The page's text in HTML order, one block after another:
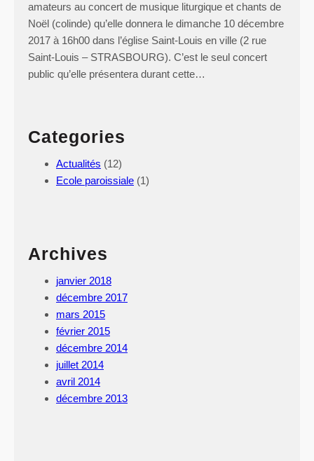
amateurs au concert de musique liturgique et chants de
Noël (colinde) qu’elle donnera le dimanche 10 décembre
2017 à 16h00 dans l’église Saint-Louis en ville (2 rue
Saint-Louis – STRASBOURG). C’est le seul concert
public qu’elle présentera durant cette…
Categories
Actualités (12)
Ecole paroissiale (1)
Archives
janvier 2018
décembre 2017
mars 2015
février 2015
décembre 2014
juillet 2014
avril 2014
décembre 2013